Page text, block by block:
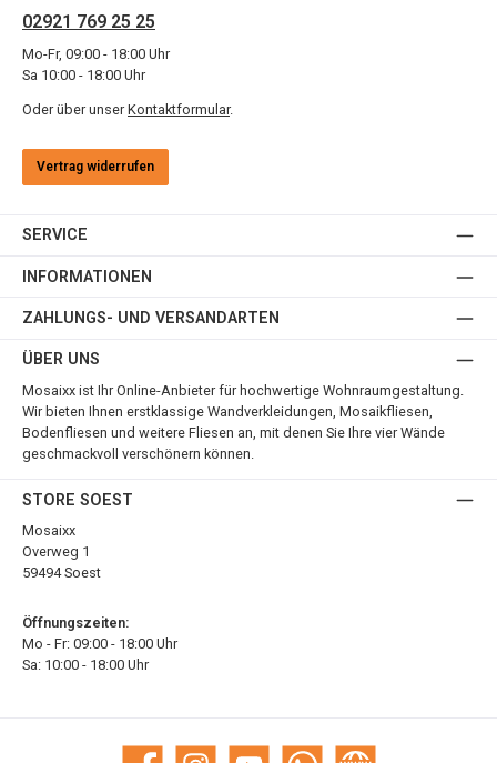
02921 769 25 25
Mo-Fr, 09:00 - 18:00 Uhr
Sa 10:00 - 18:00 Uhr
Oder über unser Kontaktformular.
Vertrag widerrufen
SERVICE
INFORMATIONEN
ZAHLUNGS- UND VERSANDARTEN
ÜBER UNS
Mosaixx ist Ihr Online-Anbieter für hochwertige Wohnraumgestaltung.
Wir bieten Ihnen erstklassige Wandverkleidungen, Mosaikfliesen,
Bodenfliesen und weitere Fliesen an, mit denen Sie Ihre vier Wände
geschmackvoll verschönern können.
STORE SOEST
Mosaixx
Overweg 1
59494 Soest
Öffnungszeiten:
Mo - Fr: 09:00 - 18:00 Uhr
Sa: 10:00 - 18:00 Uhr